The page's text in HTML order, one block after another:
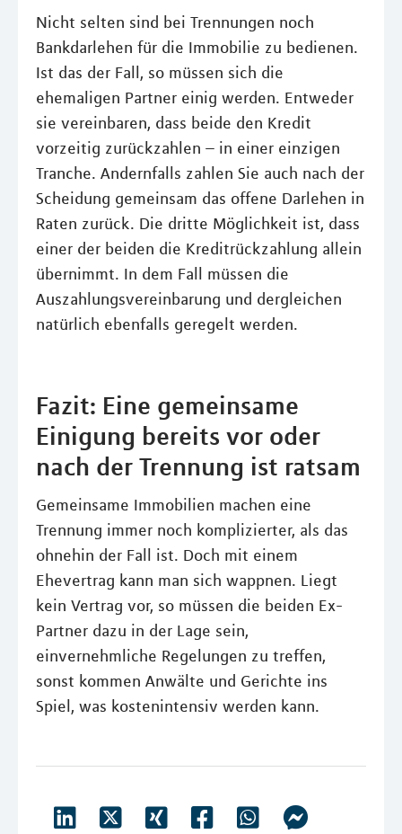
Nicht selten sind bei Trennungen noch
Bankdarlehen für die Immobilie zu bedienen.
Ist das der Fall, so müssen sich die
ehemaligen Partner einig werden. Entweder
sie vereinbaren, dass beide den Kredit
vorzeitig zurückzahlen – in einer einzigen
Tranche. Andernfalls zahlen Sie auch nach der
Scheidung gemeinsam das offene Darlehen in
Raten zurück. Die dritte Möglichkeit ist, dass
einer der beiden die Kreditrückzahlung allein
übernimmt. In dem Fall müssen die
Auszahlungsvereinbarung und dergleichen
natürlich ebenfalls geregelt werden.
Fazit: Eine gemeinsame
Einigung bereits vor oder
nach der Trennung ist ratsam
Gemeinsame Immobilien machen eine
Trennung immer noch komplizierter, als das
ohnehin der Fall ist. Doch mit einem
Ehevertrag kann man sich wappnen. Liegt
kein Vertrag vor, so müssen die beiden Ex-
Partner dazu in der Lage sein,
einvernehmliche Regelungen zu treffen,
sonst kommen Anwälte und Gerichte ins
Spiel, was kostenintensiv werden kann.